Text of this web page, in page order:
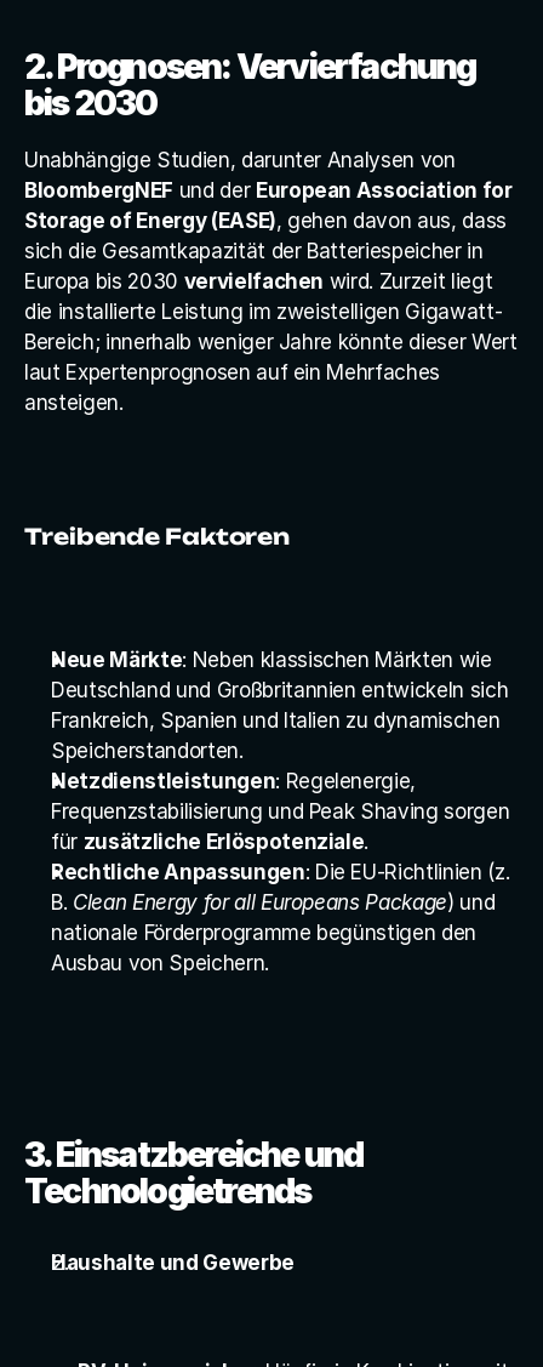
2. Prognosen: Vervierfachung
bis 2030
BloombergNEF und der European Association for
Storage of Energy (EASE), gehen davon aus, dass
sich die Gesamtkapazität der Batteriespeicher in
Europa bis 2030 vervielfachen wird. Zurzeit liegt
die installierte Leistung im zweistelligen Gigawatt-
Bereich; innerhalb weniger Jahre könnte dieser Wert
laut Expertenprognosen auf ein Mehrfaches
ansteigen.
Treibende Faktoren
Neue Märkte: Neben klassischen Märkten wie
Deutschland und Großbritannien entwickeln sich
Frankreich, Spanien und Italien zu dynamischen
Speicherstandorten.
Netzdienstleistungen: Regelenergie,
Frequenzstabilisierung und Peak Shaving sorgen
für zusätzliche Erlöspotenziale.
Rechtliche Anpassungen: Die EU-Richtlinien (z.
B. Clean Energy for all Europeans Package) und
nationale Förderprogramme begünstigen den
Ausbau von Speichern.
3. Einsatzbereiche und
Technologietrends
Haushalte und Gewerbe